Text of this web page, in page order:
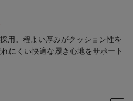
用。程よい厚みがクッション性を
にくい快適な履き心地をサポート